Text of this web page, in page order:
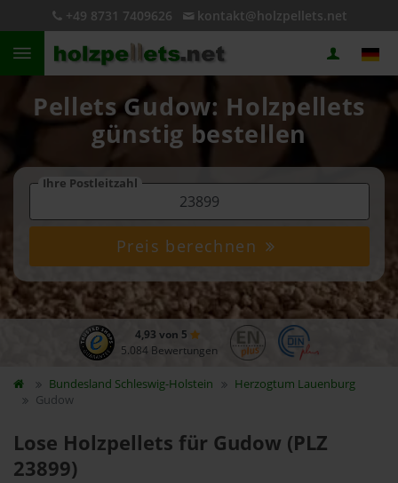
+49 8731 7409626 kontakt@holzpellets.net
Pellets Gudow: Holzpellets
günstig bestellen
Ihre Postleitzahl
Preis berechnen
4,93 von 5
5.084 Bewertungen
Bundesland Schleswig-Holstein
Herzogtum Lauenburg
Gudow
Lose Holzpellets für Gudow (PLZ
23899)